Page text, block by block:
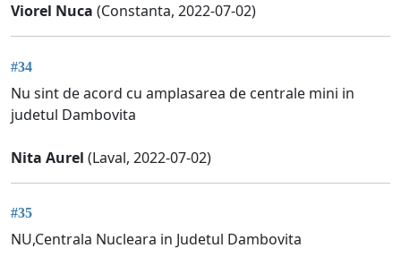
Viorel Nuca (Constanta, 2022-07-02)
#34
Nu sint de acord cu amplasarea de centrale mini in
judetul Dambovita
Nita Aurel (Laval, 2022-07-02)
#35
NU,Centrala Nucleara in Judetul Dambovita